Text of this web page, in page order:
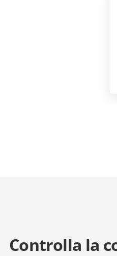
Controlla la